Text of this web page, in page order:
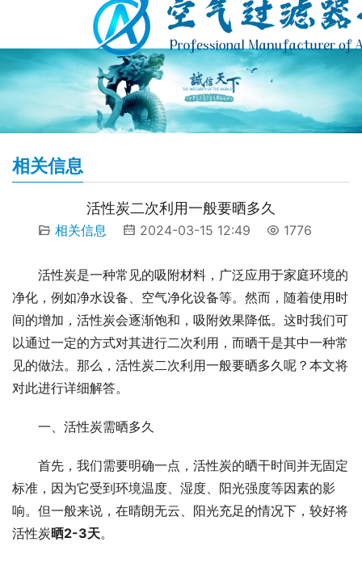
相关信息
活性炭二次利用一般要晒多久
相关信息 2024-03-15 12:49 1776
活性炭是一种常见的吸附材料，广泛应用于家庭环境的
净化，例如净水设备、空气净化设备等。然而，随着使用时
间的增加，活性炭会逐渐饱和，吸附效果降低。这时我们可
以通过一定的方式对其进行二次利用，而晒干是其中一种常
见的做法。那么，活性炭二次利用一般要晒多久呢？本文将
对此进行详细解答。
一、活性炭需晒多久
首先，我们需要明确一点，活性炭的晒干时间并无固定
标准，因为它受到环境温度、湿度、阳光强度等因素的影
响。但一般来说，在晴朗无云、阳光充足的情况下，较好将
活性炭晒2-3天。